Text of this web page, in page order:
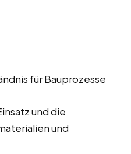
für Bauprozesse
und die
und